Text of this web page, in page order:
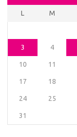
L M
3 4
10 11
17 18
24 25
31